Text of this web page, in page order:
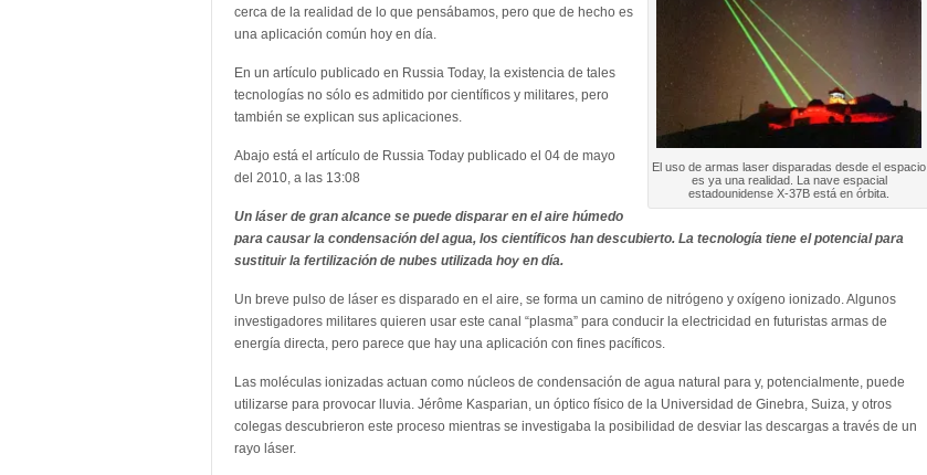
El uso de armas laser disparadas desde el espacio
es ya una realidad. La nave espacial
estadounidense X-37B está en órbita.
cerca de la realidad de lo que pensábamos, pero que de hecho es
una aplicación común hoy en día.
En un artículo publicado en Russia Today, la existencia de tales
tecnologías no sólo es admitido por científicos y militares, pero
también se explican sus aplicaciones.
Abajo está el artículo de Russia Today publicado el 04 de mayo
del 2010, a las 13:08
Un láser de gran alcance se puede disparar en el aire húmedo
para causar la condensación del agua, los científicos han descubierto. La tecnología tiene el potencial para
sustituir la fertilización de nubes utilizada hoy en día.
Un breve pulso de láser es disparado en el aire, se forma un camino de nitrógeno y oxígeno ionizado. Algunos
investigadores militares quieren usar este canal “plasma” para conducir la electricidad en futuristas armas de
energía directa, pero parece que hay una aplicación con fines pacíficos.
Las moléculas ionizadas actuan como núcleos de condensación de agua natural para y, potencialmente, puede
utilizarse para provocar lluvia. Jérôme Kasparian, un óptico físico de la Universidad de Ginebra, Suiza, y otros
colegas descubrieron este proceso mientras se investigaba la posibilidad de desviar las descargas a través de un
rayo láser.